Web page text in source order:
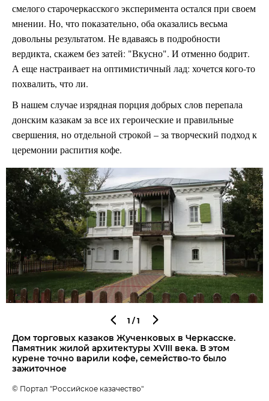
смелого старочеркасского эксперимента остался при своем
мнении. Но, что показательно, оба оказались весьма
довольны результатом. Не вдаваясь в подробности
вердикта, скажем без затей: "Вкусно". И отменно бодрит.
А еще настраивает на оптимистичный лад: хочется кого-то
похвалить, что ли.
В нашем случае изрядная порция добрых слов перепала
донским казакам за все их героические и правильные
свершения, но отдельной строкой – за творческий подход к
церемонии распития кофе.
1 /1
Дом торговых казаков Жученковых в Черкасске.
Памятник жилой архитектуры XVIII века. В этом
курене точно варили кофе, семейство-то было
зажиточное
© Портал "Российское казачество"